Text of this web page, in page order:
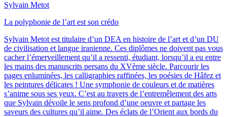
Sylvain Metot
La polyphonie de l’art est son crédo
Sylvain Metot est titulaire d’un DEA en histoire de l’art et d’un DU
de civilisation et langue iranienne. Ces diplômes ne doivent pas vous
cacher l’émerveillement qu’il a ressenti, étudiant, lorsqu’il a eu entre
les mains des manuscrits persans du XVème siècle. Parcourir les
pages enluminées, les calligraphies raffinées, les poésies de Hâfez et
les peintures délicates ! Une symphonie de couleurs et de matières
s’anime sous ses yeux. C’est au travers de l’entremêlement des arts
que Sylvain dévoile le sens profond d’une oeuvre et partage les
saveurs des cultures qu’il aime. Des éclats de l’Orient aux bords du